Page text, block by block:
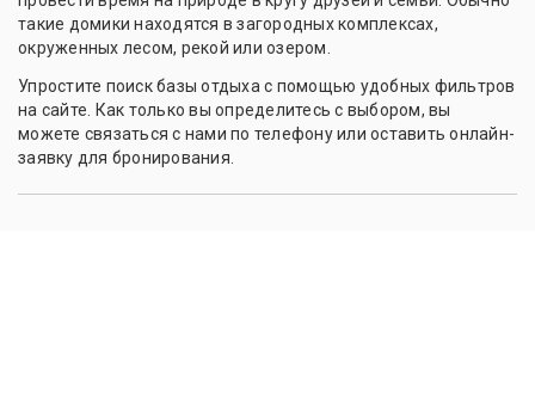
такие домики находятся в загородных комплексах,
окруженных лесом, рекой или озером.
Упростите поиск базы отдыха с помощью удобных фильтров
на сайте. Как только вы определитесь с выбором, вы
можете связаться с нами по телефону или оставить онлайн-
заявку для бронирования.